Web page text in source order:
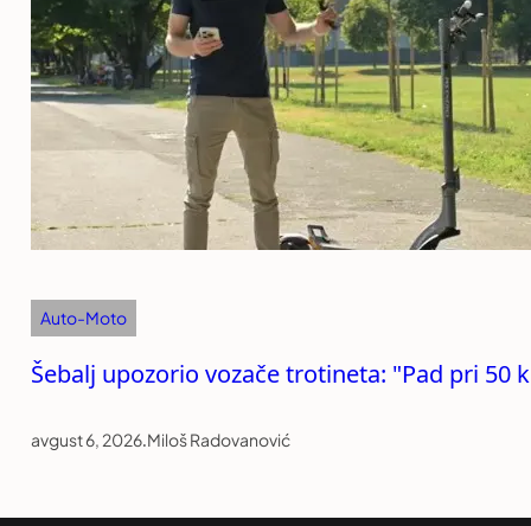
Auto-Moto
Šebalj upozorio vozače trotineta: "Pad pri 50
avgust 6, 2026.Miloš Radovanović